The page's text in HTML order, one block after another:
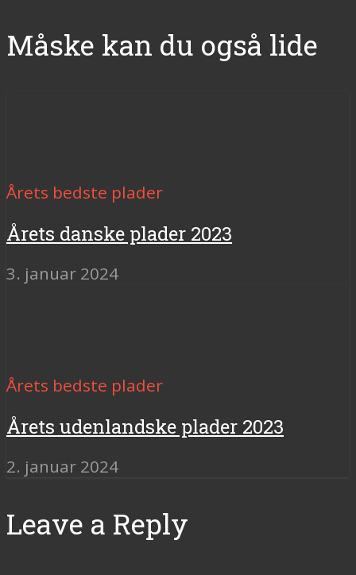
Måske kan du også lide
Årets bedste plader
Årets danske plader 2023
3. januar 2024
Årets bedste plader
Årets udenlandske plader 2023
2. januar 2024
Leave a Reply